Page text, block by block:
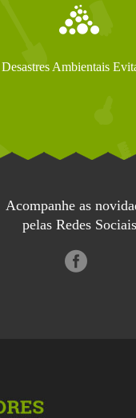
Desastres Ambientais
Acompanhe as
pelas Redes Sociais